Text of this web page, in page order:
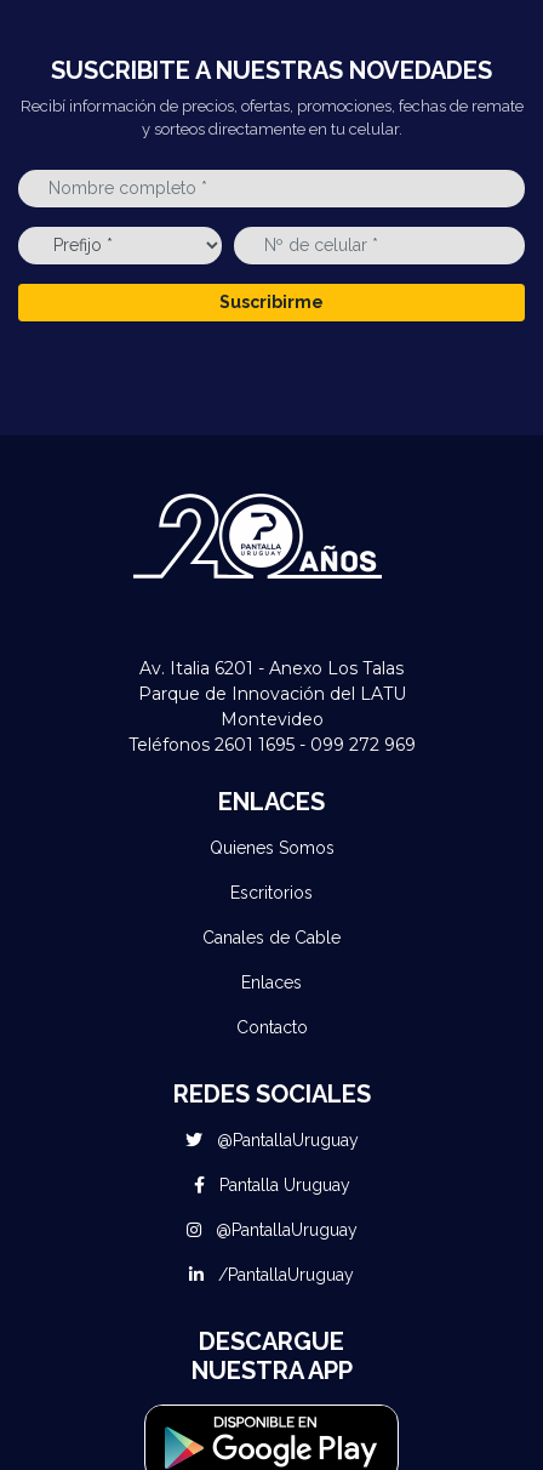
SUSCRIBITE A NUESTRAS NOVEDADES
Recibí información de precios, ofertas, promociones, fechas de remate
y sorteos directamente en tu celular.
Suscribirme
Av. Italia 6201 - Anexo Los Talas
Parque de Innovación del LATU
Montevideo
Teléfonos 2601 1695 - 099 272 969
ENLACES
Quienes Somos
Escritorios
Canales de Cable
Enlaces
Contacto
REDES SOCIALES
@PantallaUruguay
Pantalla Uruguay
@PantallaUruguay
/PantallaUruguay
DESCARGUE
NUESTRA APP